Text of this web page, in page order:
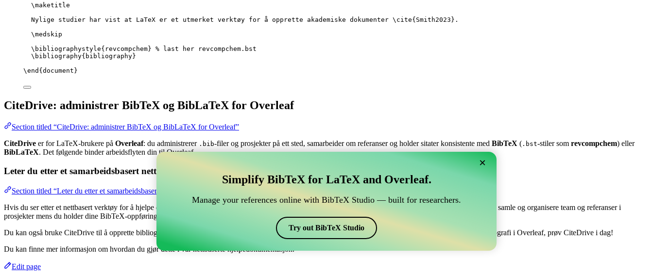
\maketitle
Nylige studier har vist at LaTeX er et utmerket verktøy for å opprette akademiske dokumenter \cite{ Smith2023 }.
\medskip
\bibliographystyle{revcompchem} % last her revcompchem.bst
\bibliography{bibliography}
\end { document }
CiteDrive: administrer BibTeX og BibLaTeX for Overleaf
Section titled “CiteDrive: administrer BibTeX og BibLaTeX for Overleaf”
CiteDrive er for LaTeX-brukere på Overleaf: du administrerer .bib-filer og prosjekter på ett sted, samarbeider om referanser og holder sitater konsistente med BibTeX ( .bst-stiler som revcompchem) eller
BibLaTeX. Det følgende binder arbeidsflyten din til Overleaf.
Leter du etter et samarbeidsbasert nettverktøy for å håndtere din BibTeX-referanse, som kobles til Overleaf?
Section titled “Leter du etter et samarbeidsbasert nettverktøy for å håndtere din BibTeX-referanse, som kobles til Overleaf?”
Hvis du ser etter et nettbasert verktøy for å hjelpe deg med å håndtere dine referanser, siteringer og bibliografi i Overleaf, kan CiteDrive være perfekt! Det lar deg samle og organisere team og referanser i
prosjekter mens du holder dine BibTeX-oppføringer oppdatert i ditt Overleaf-prosjekt.
Du kan også bruke CiteDrive til å opprette bibliografier og siteringer i ulike stiler, inkludert revcompchem. Så hvis du ser etter en enkel måte å håndtere din bibliografi i Overleaf, prøv CiteDrive i dag!
Du kan finne mer informasjon om hvordan du gjør dette i vår nettbaserte hjelpedokumentasjon.
Edit page
×
Simplify BibTeX for LaTeX and Overleaf.
Manage your references online with BibTeX Studio — built for researchers.
Try out BibTeX Studio